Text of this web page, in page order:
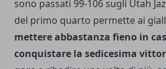
sono passati 99-106 sugli Utah
del primo quarto permette ai
mettere abbastanza fieno in
conquistare la sedicesima